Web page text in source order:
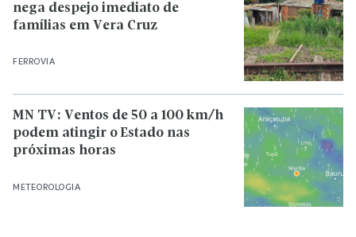
FERROVIA
nega despejo imediato de
famílias em Vera Cruz
METEOROLOGIA
MN TV: Ventos de 50 a 100 km/h
podem atingir o Estado nas
próximas horas